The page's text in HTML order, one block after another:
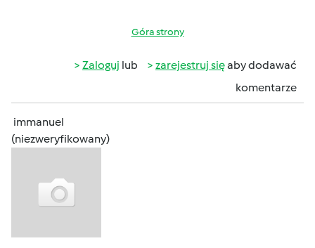
Góra strony
Zaloguj lub zarejestruj sięaby dodawać
komentarze
immanuel
(niezweryfikowany)